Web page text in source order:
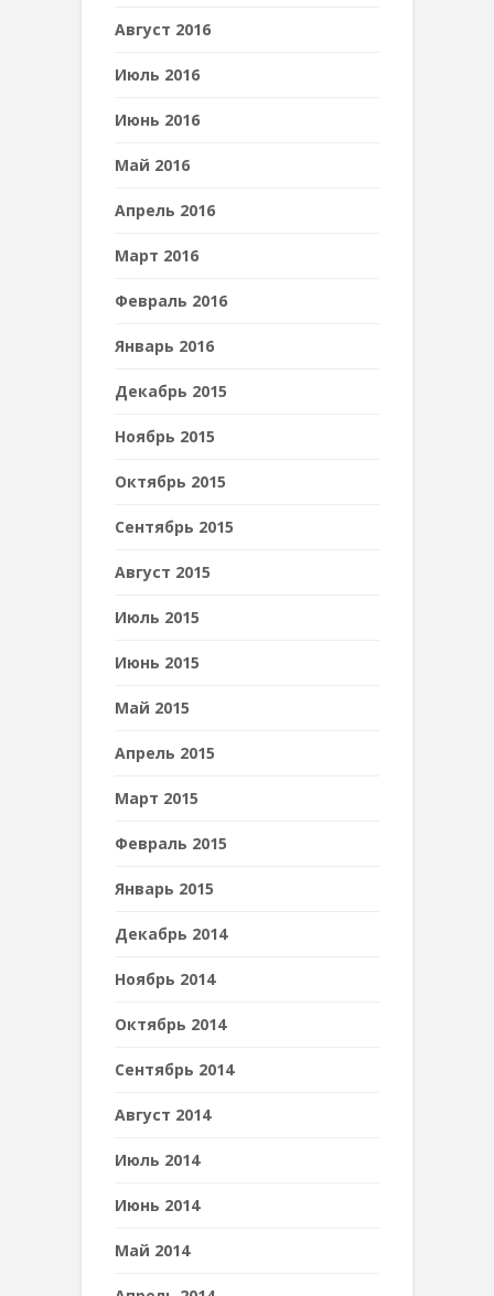
Август 2016
Июль 2016
Июнь 2016
Май 2016
Апрель 2016
Март 2016
Февраль 2016
Январь 2016
Декабрь 2015
Ноябрь 2015
Октябрь 2015
Сентябрь 2015
Август 2015
Июль 2015
Июнь 2015
Май 2015
Апрель 2015
Март 2015
Февраль 2015
Январь 2015
Декабрь 2014
Ноябрь 2014
Октябрь 2014
Сентябрь 2014
Август 2014
Июль 2014
Июнь 2014
Май 2014